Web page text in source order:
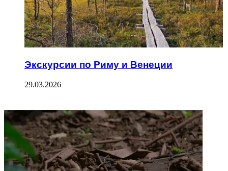
Экскурсии по Риму и Венеции
29.03.2026